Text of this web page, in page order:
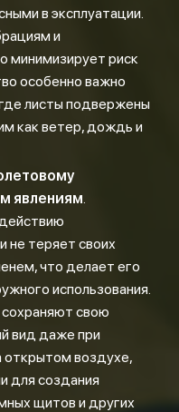
в эксплуатации.
и
минимизирует риск
особенно важно
листы подвержены
как ветер, дождь и
явлениям.
не теряет своих
что делает его
использования.
сохраняют свою
вид даже при
открытом воздухе,
для создания
щитов и других